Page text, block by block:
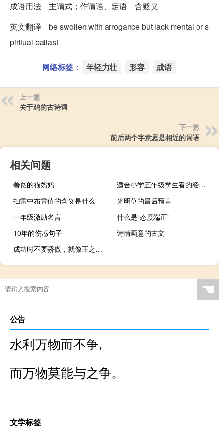
成语用法 主谓式；作谓语、定语；含贬义
英文翻译 be swollen with arrogance but lack mental or s
piritual ballast
网络标签： 年轻力壮 形容 成语
上一篇
关于鸡的古诗词
下一篇
前后两个字意思是相近的词语
相关问题
善良的猫妈妈
适合小学五年级学生看的经典好书（不少
扫雷中布雷值的含义是什么
光明草的最后预言
一年级激励名言
什么是“态度端正”
10年的伤感句子
诗情画意的古文
成功时不要骄傲，就像王之涣所说的（）
☚
公告
水利万物而不争,
而万物莫能与之争。
文学标签